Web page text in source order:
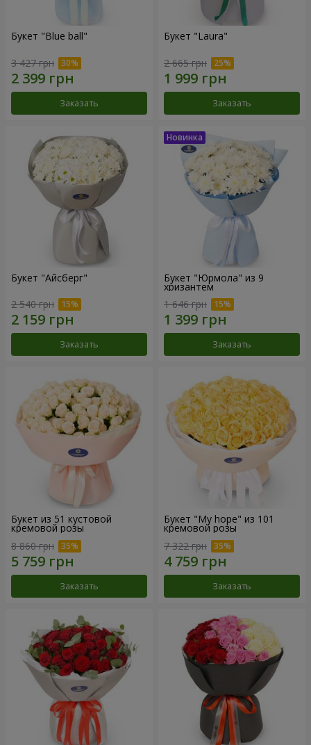
Букет "Blue ball"
3 427 грн
Заказать
Букет "Laura"
2 665 грн
Заказать
Букет "Айсберг"
2 540 грн
Заказать
Букет "Юрмола" из 9
хризантем
1 646 грн
Заказать
Букет из 51 кустовой
кремовой розы
8 860 грн
Заказать
Букет "My hope" из 101
кремовой розы
7 322 грн
Заказать